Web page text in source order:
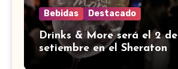
Bebidas Destacado
Drinks & More será el 2 de
setiembre en el Sheraton